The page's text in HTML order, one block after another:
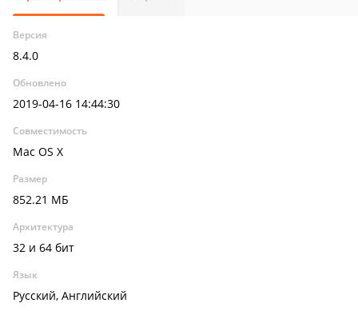
Версия
8.4.0
Обновлено
2019-04-16 14:44:30
Совместимость
Mac OS X
Размер
852.21 МБ
Архитектура
32 и 64 бит
Язык
Русский, Английский